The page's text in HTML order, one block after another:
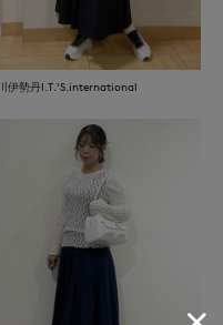
伊勢丹I.T.'S.international